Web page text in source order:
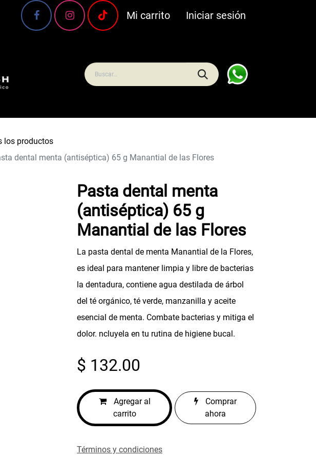
Mi carrito Iniciar sesión
Frutas y verduras Carnes y pescados Frescos
los productos
dental menta (antiséptica) 65 g Manantial de las Flores
Pasta dental menta
(antiséptica) 65 g
Manantial de las Flores
La pasta dental de menta Manantial de la Flores,
es ideal para mantener limpia y libre de bacterias
la dentadura, contiene agua destilada de árbol
del té orgánico, té verde, manzanilla y aceite
esencial de menta. Combate bacterias y mitiga el
dolor. ncluyela en tu rutina de higiene bucal.
$ 132.00
Agregar al
carrito
Comprar
ahora
Términos y condiciones